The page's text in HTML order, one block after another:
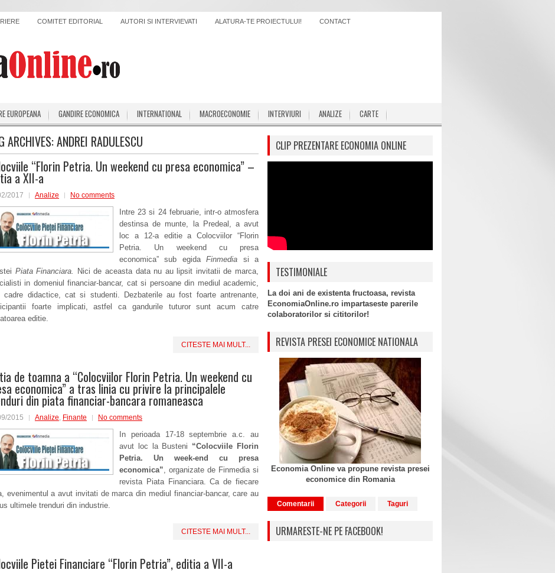
COMITET EDITORIAL AUTORI SI INTERVIEVATI ALATURA-TE PROIECTULUI! CONTACT
EUROPEANA GANDIRE ECONOMICA INTERNATIONAL MACROECONOMIE INTERVIURI ANALIZE CARTE
ARCHIVES:ANDREI RADULESCU
“Florin Petria. Un weekend cu presa economica” –
a XII-a
2017 Analize No comments
Intre 23 si 24 februarie, intr-o atmosfera
destinsa de munte, la Predeal, a avut
loc a 12-a editie a Colocviilor “Florin
Petria. Un weekend cu presa
economica” sub egidaFinmedia si a
Piata Financiara.
Nici de aceasta data nu au lipsit invitatii de marca,
in domeniul financiar-bancar, cat si persoane din mediul academic,
cadre didactice, cat si studenti. Dezbaterile au fost foarte antrenante,
foarte implicati, astfel ca gandurile tuturor sunt acum catre
editie.
CITESTE MAI MULT...
de toamna a “Colocviilor Florin Petria. Un weekend cu
economica” a tras linia cu privire la principalele
din piata financiar-bancara romaneasca
2015 Analize, Finante No comments
In perioada 17-18 septembrie a.c. au
avut loc la Busteni “Colocviile Florin
Petria. Un week-end cu presa
economica”, organizate de Finmedia si
revista Piata Financiara. Ca de fiecare
evenimentul a avut invitati de marca din mediul financiar-bancar, care au
ultimele trenduri din industrie.
CITESTE MAI MULT...
Pietei Financiare “Florin Petria”, editia a VII-a
CLIP PREZENTARE ECONOMIA ONLINE
TESTIMONIALE
La doi ani de existenta fructoasa, revista
EconomiaOnline.ro impartaseste parerile
colaboratorilor si cititorilor!
REVISTA PRESEI ECONOMICE NATIONALA
Economia Online va propune revista presei
economice din Romania
Comentarii Categorii Taguri
URMARESTE-NE PE FACEBOOK!